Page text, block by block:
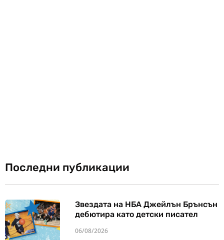
Последни публикации
Звездата на НБА Джейлън Брънсън
дебютира като детски писател
06/08/2026